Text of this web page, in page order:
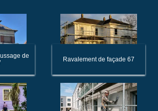
de
Ravalement de façade 67